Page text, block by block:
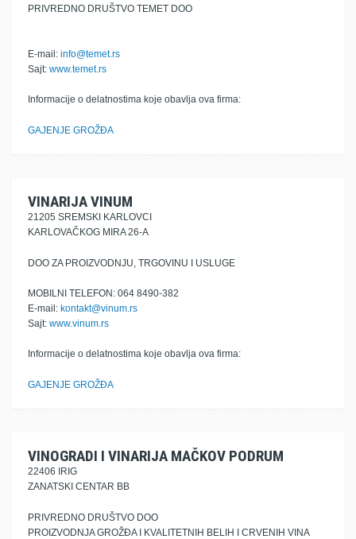
PRIVREDNO DRUŠTVO TEMET DOO
E-mail: info@temet.rs
Sajt: www.temet.rs
Informacije o delatnostima koje obavlja ova firma:
GAJENJE GROŽĐA
VINARIJA VINUM
21205 SREMSKI KARLOVCI
KARLOVAČKOG MIRA 26-A
DOO ZA PROIZVODNJU, TRGOVINU I USLUGE
MOBILNI TELEFON: 064 8490-382
E-mail: kontakt@vinum.rs
Sajt: www.vinum.rs
Informacije o delatnostima koje obavlja ova firma:
GAJENJE GROŽĐA
VINOGRADI I VINARIJA MAČKOV PODRUM
22406 IRIG
ZANATSKI CENTAR BB
PRIVREDNO DRUŠTVO DOO
PROIZVODNJA GROŽĐA I KVALITETNIH BELIH I CRVENIH VINA